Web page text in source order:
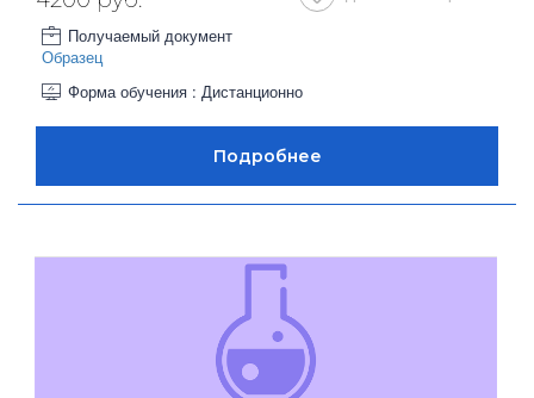
Получаемый документ
Образец
Форма обучения : Дистанционно